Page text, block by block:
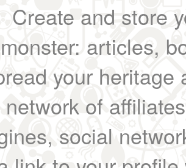
Create and store
articles,
your heritage
network of
social